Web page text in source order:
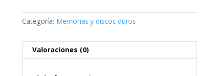
Categoría: Memorias y discos duros
Valoraciones (0)